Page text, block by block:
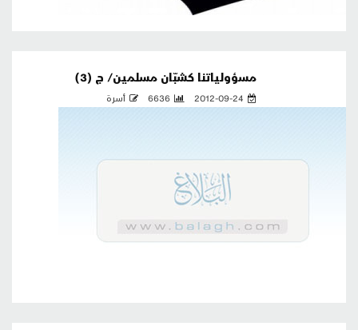
مسؤولياتنا كشبّان مسلمين/ ج (3)
2012-09-24
6636 أسرة